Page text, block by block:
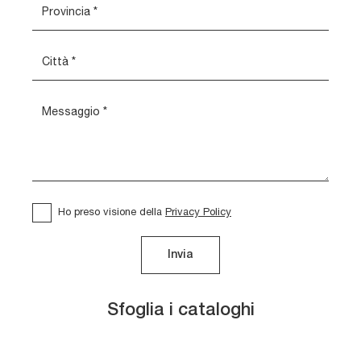
Sfoglia i cataloghi
Ho preso visione della Privacy Policy
Invia